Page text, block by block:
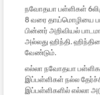
நவோதயா பள்ளிகள்
8 வரை தாய்மொழியை
பின்னர் அறிவியல்
அல்லது ஹிந்தி.
வேண்டும்.
எல்லா நவோதயா
இப்பள்ளிகள் நல்ல
இப்பள்ளிகளில் எல்லா